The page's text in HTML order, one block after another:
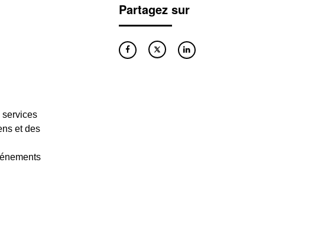
services
et des
Partagez sur